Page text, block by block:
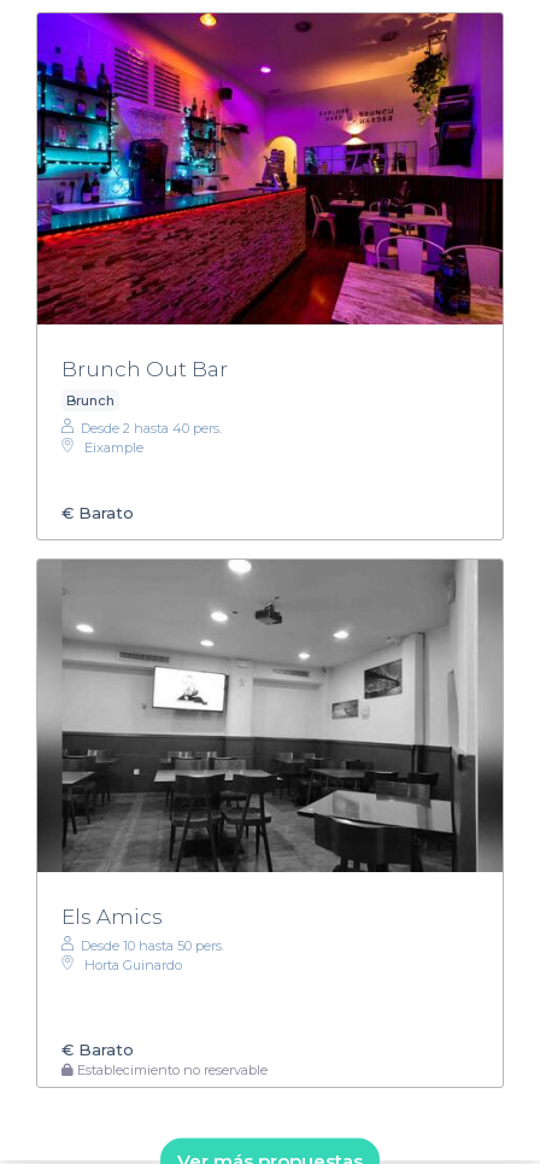
Brunch Out Bar
Brunch
Desde 2 hasta 40 pers.
Eixample
€ Barato
Els Amics
Desde 10 hasta 50 pers.
Horta Guinardo
€ Barato
Establecimiento no reservable